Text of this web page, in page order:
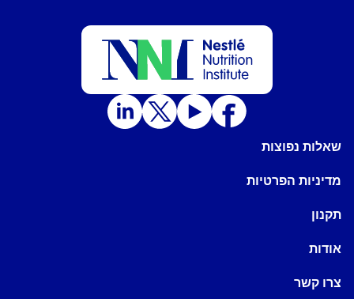
שאלות נפוצות
מדיניות הפרטיות
תקנון
אודות
צרו קשר